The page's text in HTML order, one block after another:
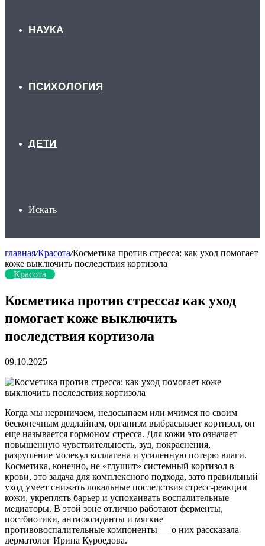
НАУКА
ПСИХОЛОГИЯ
ДЕТИ
Искать
главная/Красота/Косметика против стресса: как уход помогает
коже выключить последствия кортизола
Красота
Косметика против стресса: как уход
помогает коже выключить
последствия кортизола
09.10.2025
Когда мы нервничаем, недосыпаем или мчимся по своим
бесконечным дедлайнам, организм выбрасывает кортизол, он
еще называется гормоном стресса. Для кожи это означает
повышенную чувствительность, зуд, покраснения,
разрушение молекул коллагена и усиленную потерю влаги.
Косметика, конечно, не «глушит» системный кортизол в
крови, это задача для комплексного подхода, зато правильный
уход умеет снижать локальные последствия стресс-реакции
кожи, укреплять барьер и успокаивать воспалительные
медиаторы. В этой зоне отлично работают ферменты,
постбиотики, антиоксиданты и мягкие
противовоспалительные компоненты — о них рассказала
дерматолог Ирина Куроедова.